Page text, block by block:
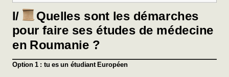
I/
Quelles sont les démarches
pour faire ses études de médecine
en Roumanie ?
Option 1 : tu es un étudiant Européen